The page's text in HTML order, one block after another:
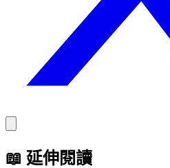
📖 延伸閱讀